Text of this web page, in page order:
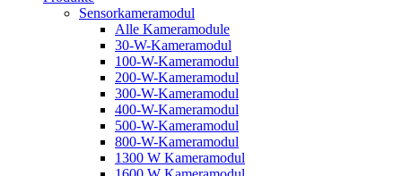
Sensorkameramodul
Alle Kameramodule
30-W-Kameramodul
100-W-Kameramodul
200-W-Kameramodul
300-W-Kameramodul
400-W-Kameramodul
500-W-Kameramodul
800-W-Kameramodul
1300 W Kameramodul